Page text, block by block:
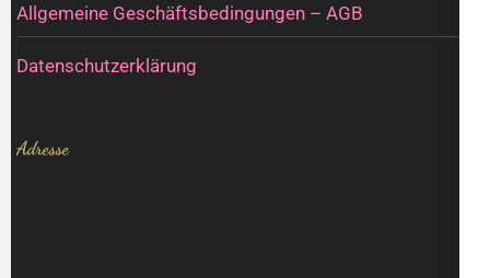
Allgemeine Geschäftsbedingungen – AGB
Datenschutzerklärung
Adresse